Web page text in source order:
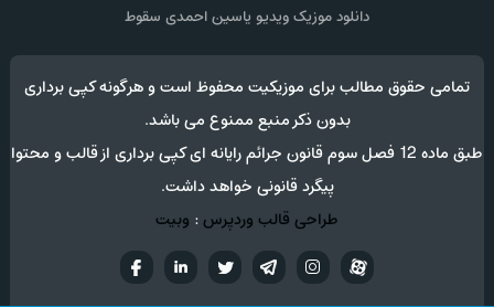
دانلود موزیک ویدیو یاسین احمدی سقوط
تمامی حقوق مطالب برای موزیکیت محفوظ است و هرگونه کپی برداری
بدون ذکر منبع ممنوع می باشد.
طبق ماده 12 فصل سوم قانون جرائم رایانه ای کپی برداری از قالب و محتوا
پیگرد قانونی خواهد داشت.
طراحی قالب وردپرس: وبیت
تويترتلگراماینستاگرام آپارات